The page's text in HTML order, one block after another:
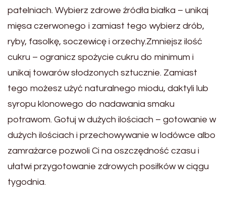
patelniach. Wybierz zdrowe źródła białka – unikaj
mięsa czerwonego i zamiast tego wybierz drób,
ryby, fasolkę, soczewicę i orzechy.Zmniejsz ilość
cukru – ogranicz spożycie cukru do minimum i
unikaj towarów słodzonych sztucznie. Zamiast
tego możesz użyć naturalnego miodu, daktyli lub
syropu klonowego do nadawania smaku
potrawom. Gotuj w dużych ilościach – gotowanie w
dużych ilościach i przechowywanie w lodówce albo
zamrażarce pozwoli Ci na oszczędność czasu i
ułatwi przygotowanie zdrowych posiłków w ciągu
tygodnia.